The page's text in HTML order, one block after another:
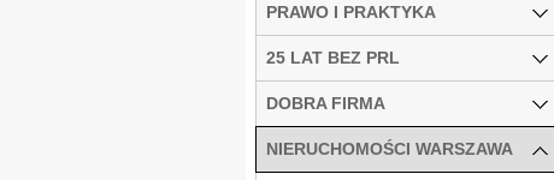
PRAWO I PRAKTYKA
25 LAT BEZ PRL
DOBRA FIRMA
NIERUCHOMOŚCI WARSZAWA